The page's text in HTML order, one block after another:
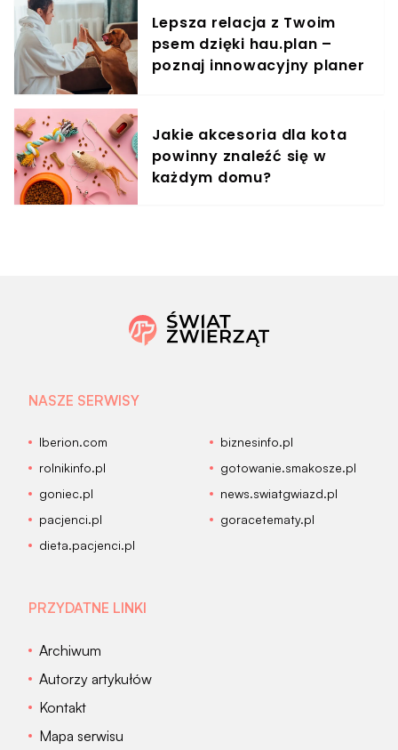
Lepsza relacja z Twoim
psem dzięki hau.plan –
poznaj innowacyjny planer
Jakie akcesoria dla kota
powinny znaleźć się w
każdym domu?
NASZE SERWISY
Iberion.com
biznesinfo.pl
rolnikinfo.pl
gotowanie.smakosze.pl
goniec.pl
news.swiatgwiazd.pl
pacjenci.pl
goracetematy.pl
dieta.pacjenci.pl
PRZYDATNE LINKI
Archiwum
Autorzy artykułów
Kontakt
Mapa serwisu